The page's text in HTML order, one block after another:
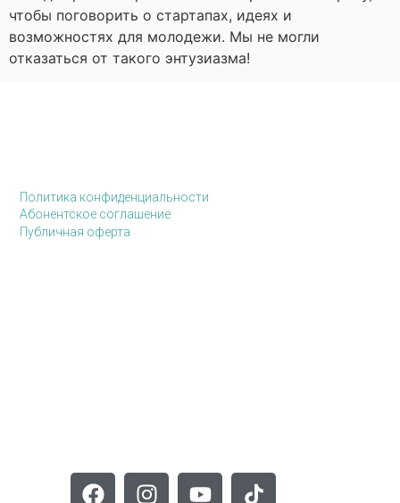
чтобы поговорить о стартапах, идеях и
возможностях для молодежи. Мы не могли
отказаться от такого энтузиазма!
Политика конфиденциальности
Абонентское соглашение
Публичная оферта